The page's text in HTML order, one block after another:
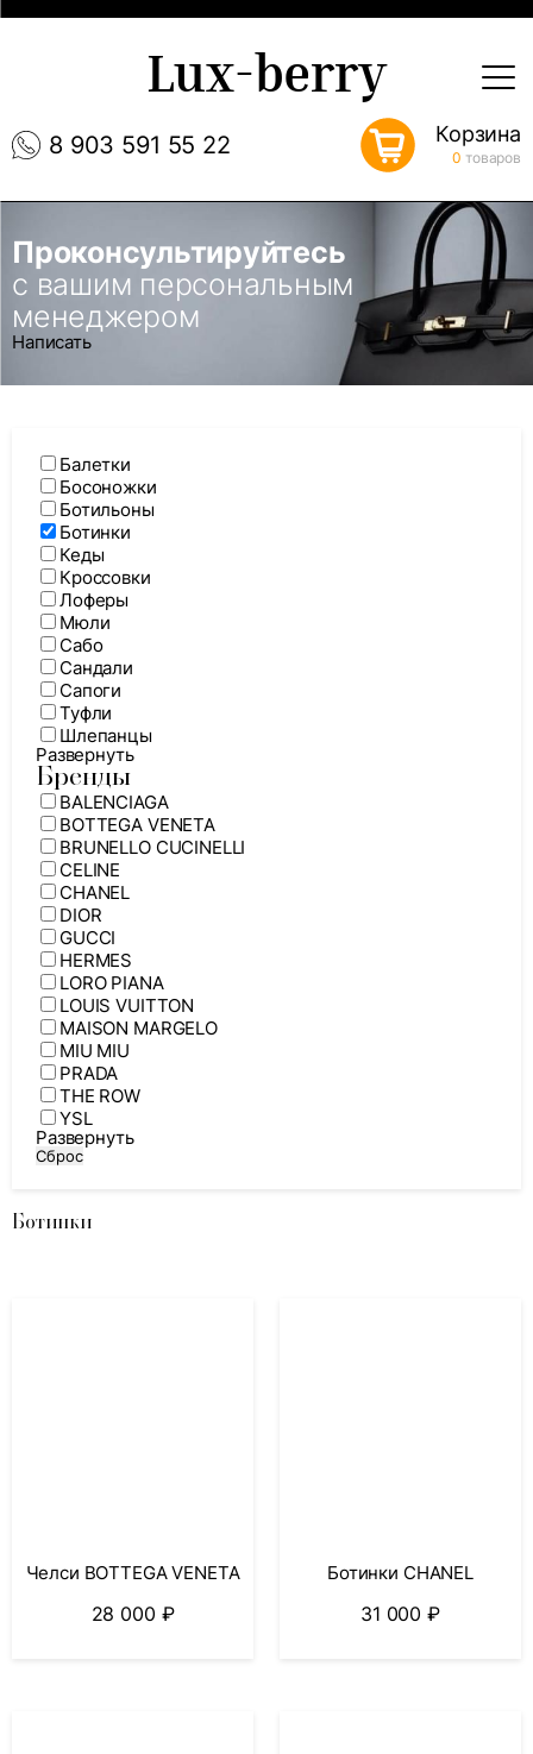
8 903 591 55 22
Lux-berry
Корзина
0 товаров
Проконсультируйтесь
с вашим персональным
менеджером
Написать
Балетки
Босоножки
Ботильоны
Ботинки
Кеды
Кроссовки
Лоферы
Мюли
Сабо
Сандали
Сапоги
Туфли
Шлепанцы
Развернуть
Бренды
BALENCIAGA
BOTTEGA VENETA
BRUNELLO CUCINELLI
CELINE
CHANEL
DIOR
GUCCI
HERMES
LORO PIANA
LOUIS VUITTON
MAISON MARGELO
MIU MIU
PRADA
THE ROW
YSL
Развернуть
Сброс
Ботинки
Челси BOTTEGA VENETA
28 000 ₽
Ботинки CHANEL
31 000₽